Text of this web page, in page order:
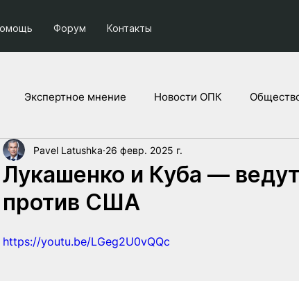
Форум Контакты
Экспертное мнение Новости ОПК
и политика Проекты НАУ
Лукашенко и Куба —
против США
Pavel Latushka 26 февр. 2025 г.
https://youtu.be/LGeg2U0vQQc